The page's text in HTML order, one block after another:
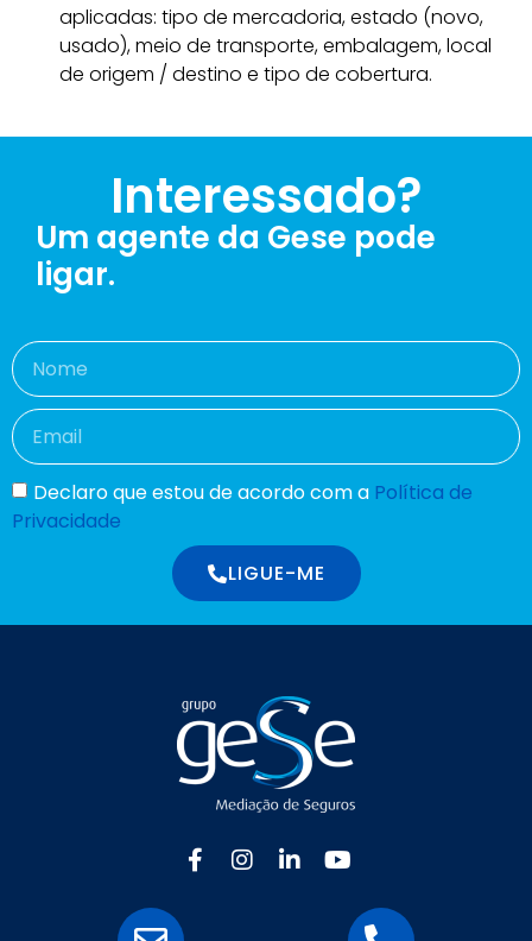
aplicadas: tipo de mercadoria, estado (novo,
usado), meio de transporte, embalagem, local
de origem / destino e tipo de cobertura.
Interessado?
Um agente da Gese pode
ligar.
Declaro que estou de acordo com a Política de
Privacidade
LIGUE-ME